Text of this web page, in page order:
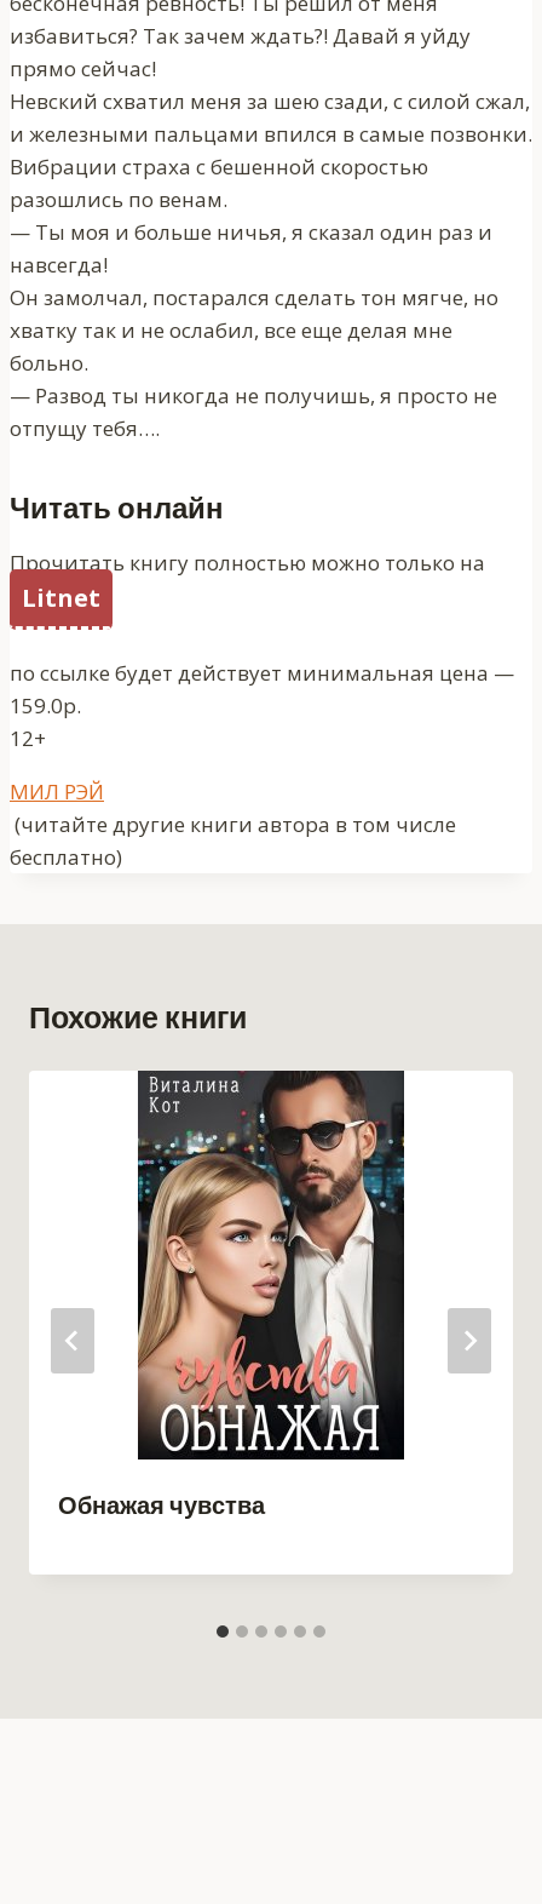
избавиться? Так зачем ждать?! Давай я уйду
прямо сейчас!
Невский схватил меня за шею сзади, с силой сжал,
и железными пальцами впился в самые позвонки.
Вибрации страха с бешенной скоростью
разошлись по венам.
— Ты моя и больше ничья, я сказал один раз и
навсегда!
Он замолчал, постарался сделать тон мягче, но
хватку так и не ослабил, все еще делая мне
больно.
— Развод ты никогда не получишь, я просто не
отпущу тебя….
Читать онлайн
Прочитать книгу полностью можно только на
Litnet
по ссылке будет действует минимальная цена —
159.0р.
12+
Метки
записи:
МИЛ РЭЙ
(читайте другие книги автора в том числе
бесплатно)
Похожие книги
Обнажая чувства